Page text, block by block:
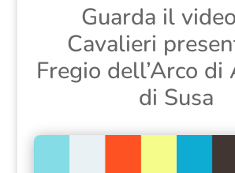
Guarda il
Cavalieri
Fregio dell’Arco di
di Susa